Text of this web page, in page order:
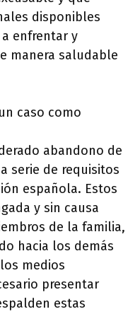
disponibles
enfrentar y
manera saludable
caso como
abandono de
serie de requisitos
española. Estos
y sin causa
de la familia,
hacia los demás
medios
presentar
estas